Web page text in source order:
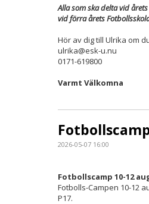
Alla som ska delta vid
vid förra årets
Hör av dig till Ulrika om
ulrika@esk-u.nu
0171-619800
Varmt Välkomna
2026-05-07 16:00
Fotbollscamp 10-12
Fotbolls-Campen 10-12
P17.